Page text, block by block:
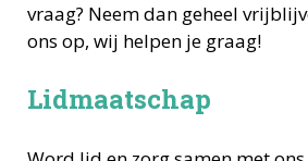
vraag? Neem dan geheel
ons op, wij helpen je graag!
Lidmaatschap